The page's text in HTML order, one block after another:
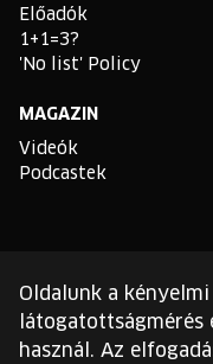
Előadók
1+1=3?
'No list' Policy
MAGAZIN
Videók
Podcastek
TLDR
Általános Szerződési
Feltételek
Oldalunk a
használ. Az